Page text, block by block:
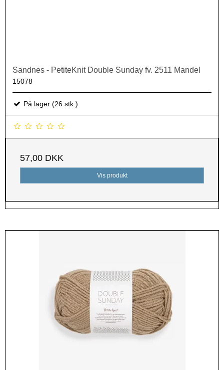
Sandnes - PetiteKnit Double Sunday fv. 2511 Mandel
15078
På lager (26 stk.)
57,00 DKK
Vis produkt